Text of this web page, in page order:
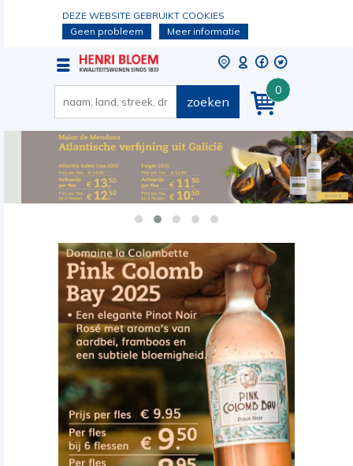
DEZE WEBSITE GEBRUIKT COOKIES
Geen probleem
Meer informatie
0
zoeken